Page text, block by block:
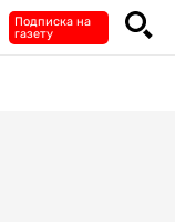
Подписка на
газету